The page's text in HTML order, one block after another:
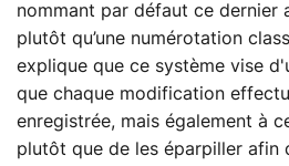
nommant par défaut ce dernier
plutôt qu’une numérotation
explique que ce système vise
que chaque modification
enregistrée, mais également à
plutôt que de les éparpiller afin